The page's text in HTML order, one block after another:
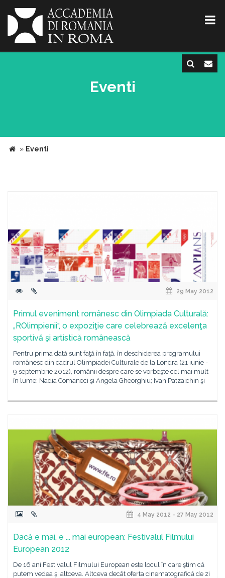
Eventi
» Eventi
29 May 2012
Primul eveniment românesc din Olimpiada Culturală:
„ROlimpienii“, o expoziţie care celebrează excelenţa
sportivă şi artistică românească
Pentru prima dată sunt faţă în faţă, în deschiderea programului
românesc din cadrul Olimpiadei Culturale de la Londra (21 iunie -
9 septembrie 2012), românii despre care se vorbeşte cel mai mult
în lume: Nadia Comaneci şi Angela Gheorghiu; Ivan Patzaichin şi
4 May 2012 - 27 May 2012
Dacă e mai, e ... mai european: Festivalul Filmului
European 2012
De 16 ani Festivalul Filmului European este locul în care ştim că
putem vedea şi altceva. Altceva decât oferta cinematografică de zi